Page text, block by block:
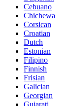
Cebuano
Chichewa
Corsican
Croatian
Dutch
Estonian
Filipino
Finnish
Frisian
Galician
Georgian
Gujarati